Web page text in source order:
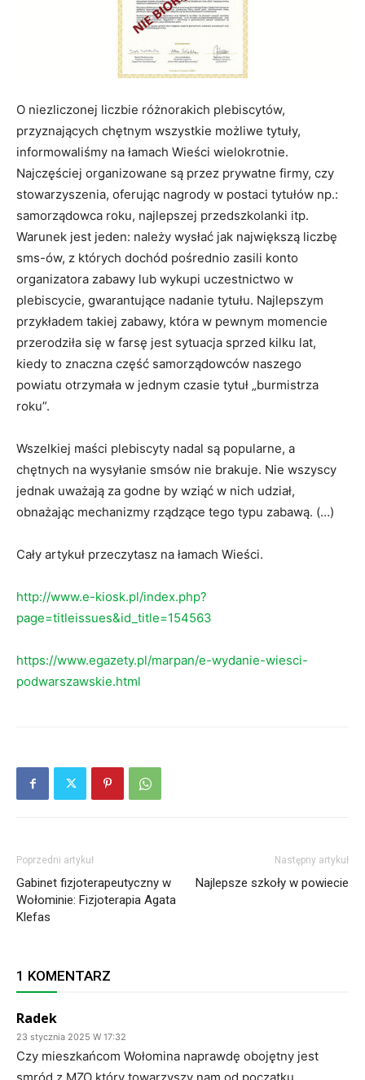
O niezliczonej liczbie różnorakich plebiscytów,
przyznających chętnym wszystkie możliwe tytuły,
informowaliśmy na łamach Wieści wielokrotnie.
Najczęściej organizowane są przez prywatne firmy, czy
stowarzyszenia, oferując nagrody w postaci tytułów np.:
samorządowca roku, najlepszej przedszkolanki itp.
Warunek jest jeden: należy wysłać jak największą liczbę
sms-ów, z których dochód pośrednio zasili konto
organizatora zabawy lub wykupi uczestnictwo w
plebiscycie, gwarantujące nadanie tytułu. Najlepszym
przykładem takiej zabawy, która w pewnym momencie
przerodziła się w farsę jest sytuacja sprzed kilku lat,
kiedy to znaczna część samorządowców naszego
powiatu otrzymała w jednym czasie tytuł „burmistrza
roku”.
Wszelkiej maści plebiscyty nadal są popularne, a
chętnych na wysyłanie smsów nie brakuje. Nie wszyscy
jednak uważają za godne by wziąć w nich udział,
obnażając mechanizmy rządzące tego typu zabawą. (…)
Cały artykuł przeczytasz na łamach Wieści.
http://www.e-kiosk.pl/index.php?
page=titleissues&id_title=154563
https://www.egazety.pl/marpan/e-wydanie-wiesci-
podwarszawskie.html
Poprzedni artykuł
Gabinet fizjoterapeutyczny w
Wołominie: Fizjoterapia Agata
Klefas
Następny artykuł
Najlepsze szkoły w powiecie
1 KOMENTARZ
Radek
23 stycznia 2025 W 17:32
Czy mieszkańcom Wołomina naprawdę obojętny jest